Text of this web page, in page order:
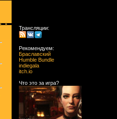
Трансляции:
Рекомендуем:
Браславский
Humble Bundle
indiegala
itch.io
Что это за игра?